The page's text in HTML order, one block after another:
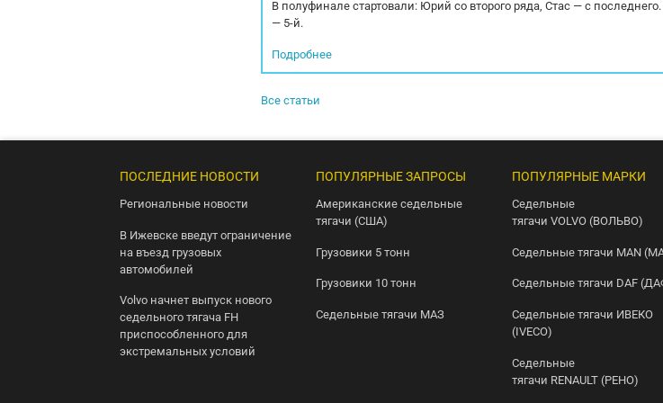
В полуфинале стартовали: Юрий со второго ряда, Стас — с
— 5-й.
Подробнее
Все статьи
ПОСЛЕДНИЕ НОВОСТИ
Региональные новости
В Ижевске введут ограничение
на въезд грузовых
автомобилей
Volvo начнет выпуск нового
седельного тягача FH
приспособленного для
экстремальных условий
ПОПУЛЯРНЫЕ ЗАПРОСЫ
Американские седельные
тягачи (США)
Грузовики 5 тонн
Грузовики 10 тонн
Седельные тягачи МАЗ
ПОПУЛЯРНЫЕ МАРКИ
Седельные
тягачи VOLVO (ВОЛЬВО)
Седельные тягачи MAN
Седельные тягачи DAF
Седельные тягачи ИВЕКО
(IVECO)
Седельные
тягачи RENAULT (РЕНО)